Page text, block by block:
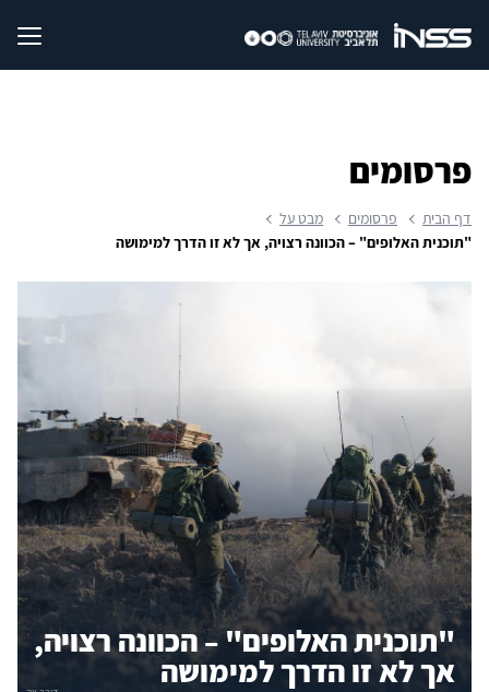
פרסומים
דף הבית פרסומים
מבט על
"תוכנית האלופים" – הכוונה רצויה, אך לא זו הדרך למימושה
"תוכנית האלופים" – הכוונה רצויה,
אך לא זו הדרך למימושה